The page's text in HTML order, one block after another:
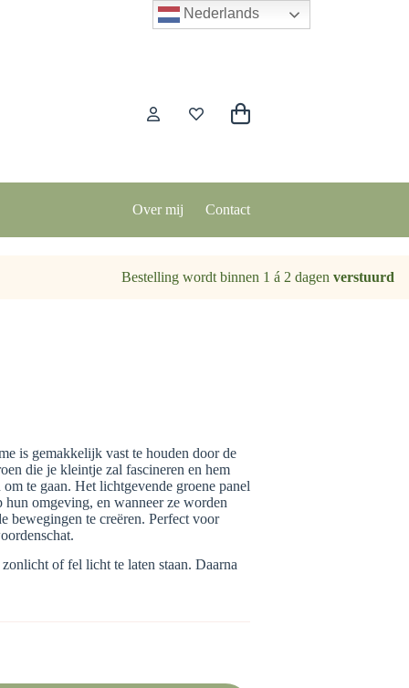
Winkelwagen
Over mij Contact
Bestelling wordt binnen 1 á 2 dagen verstuurd
is gemakkelijk vast te houden door de
die je kleintje zal fascineren en hem
te gaan. Het lichtgevende groene panel
omgeving, en wanneer ze worden
bewegingen te creëren. Perfect voor
of fel licht te laten staan. Daarna
Nederlands